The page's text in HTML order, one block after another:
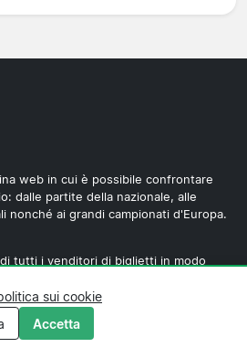
web in cui è possibile confrontare
dalle partite della nazionale, alle
nonché ai grandi campionati d'Europa.
tutti i venditori di biglietti in modo
mail. sui cookie
Accetta